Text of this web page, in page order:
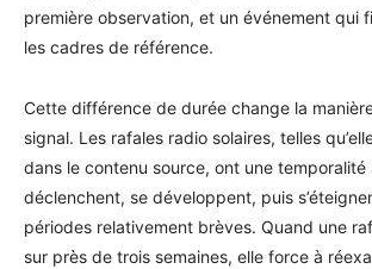
première observation, et un événement qui
les cadres de référence.
Cette différence de durée change la
signal. Les rafales radio solaires, telles
dans le contenu source, ont une temporalité
déclenchent, se développent, puis
périodes relativement brèves. Quand une
sur près de trois semaines, elle force à